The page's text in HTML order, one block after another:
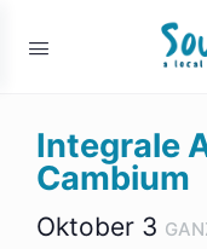
Integrale
Cambium
Oktober 3